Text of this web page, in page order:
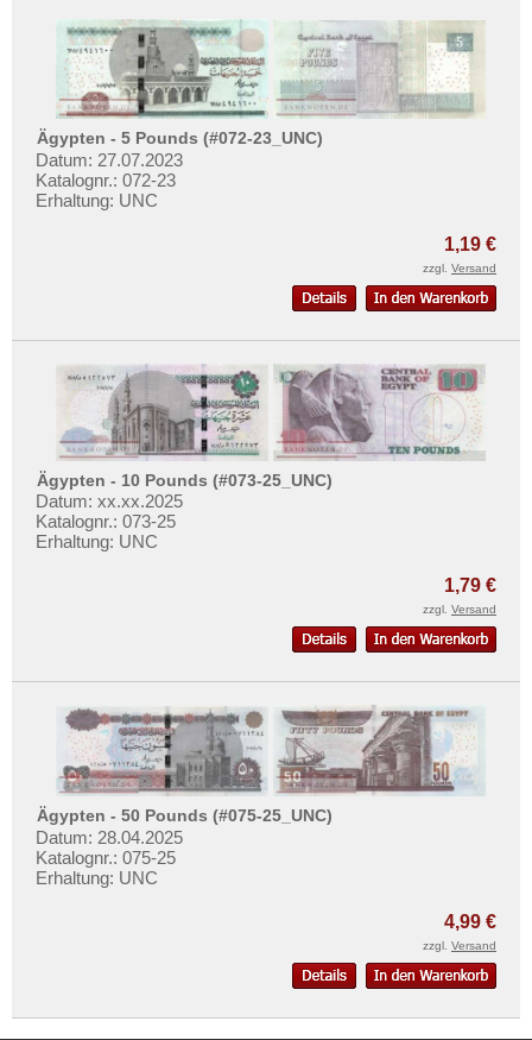
Ägypten - 5 Pounds (#072-23_UNC)
Datum: 27.07.2023
Katalognr.: 072-23
Erhaltung: UNC
1,19 €
zzgl. Versand
Ägypten - 10 Pounds (#073-25_UNC)
Datum: xx.xx.2025
Katalognr.: 073-25
Erhaltung: UNC
1,79 €
zzgl. Versand
Ägypten - 50 Pounds (#075-25_UNC)
Datum: 28.04.2025
Katalognr.: 075-25
Erhaltung: UNC
4,99 €
zzgl. Versand